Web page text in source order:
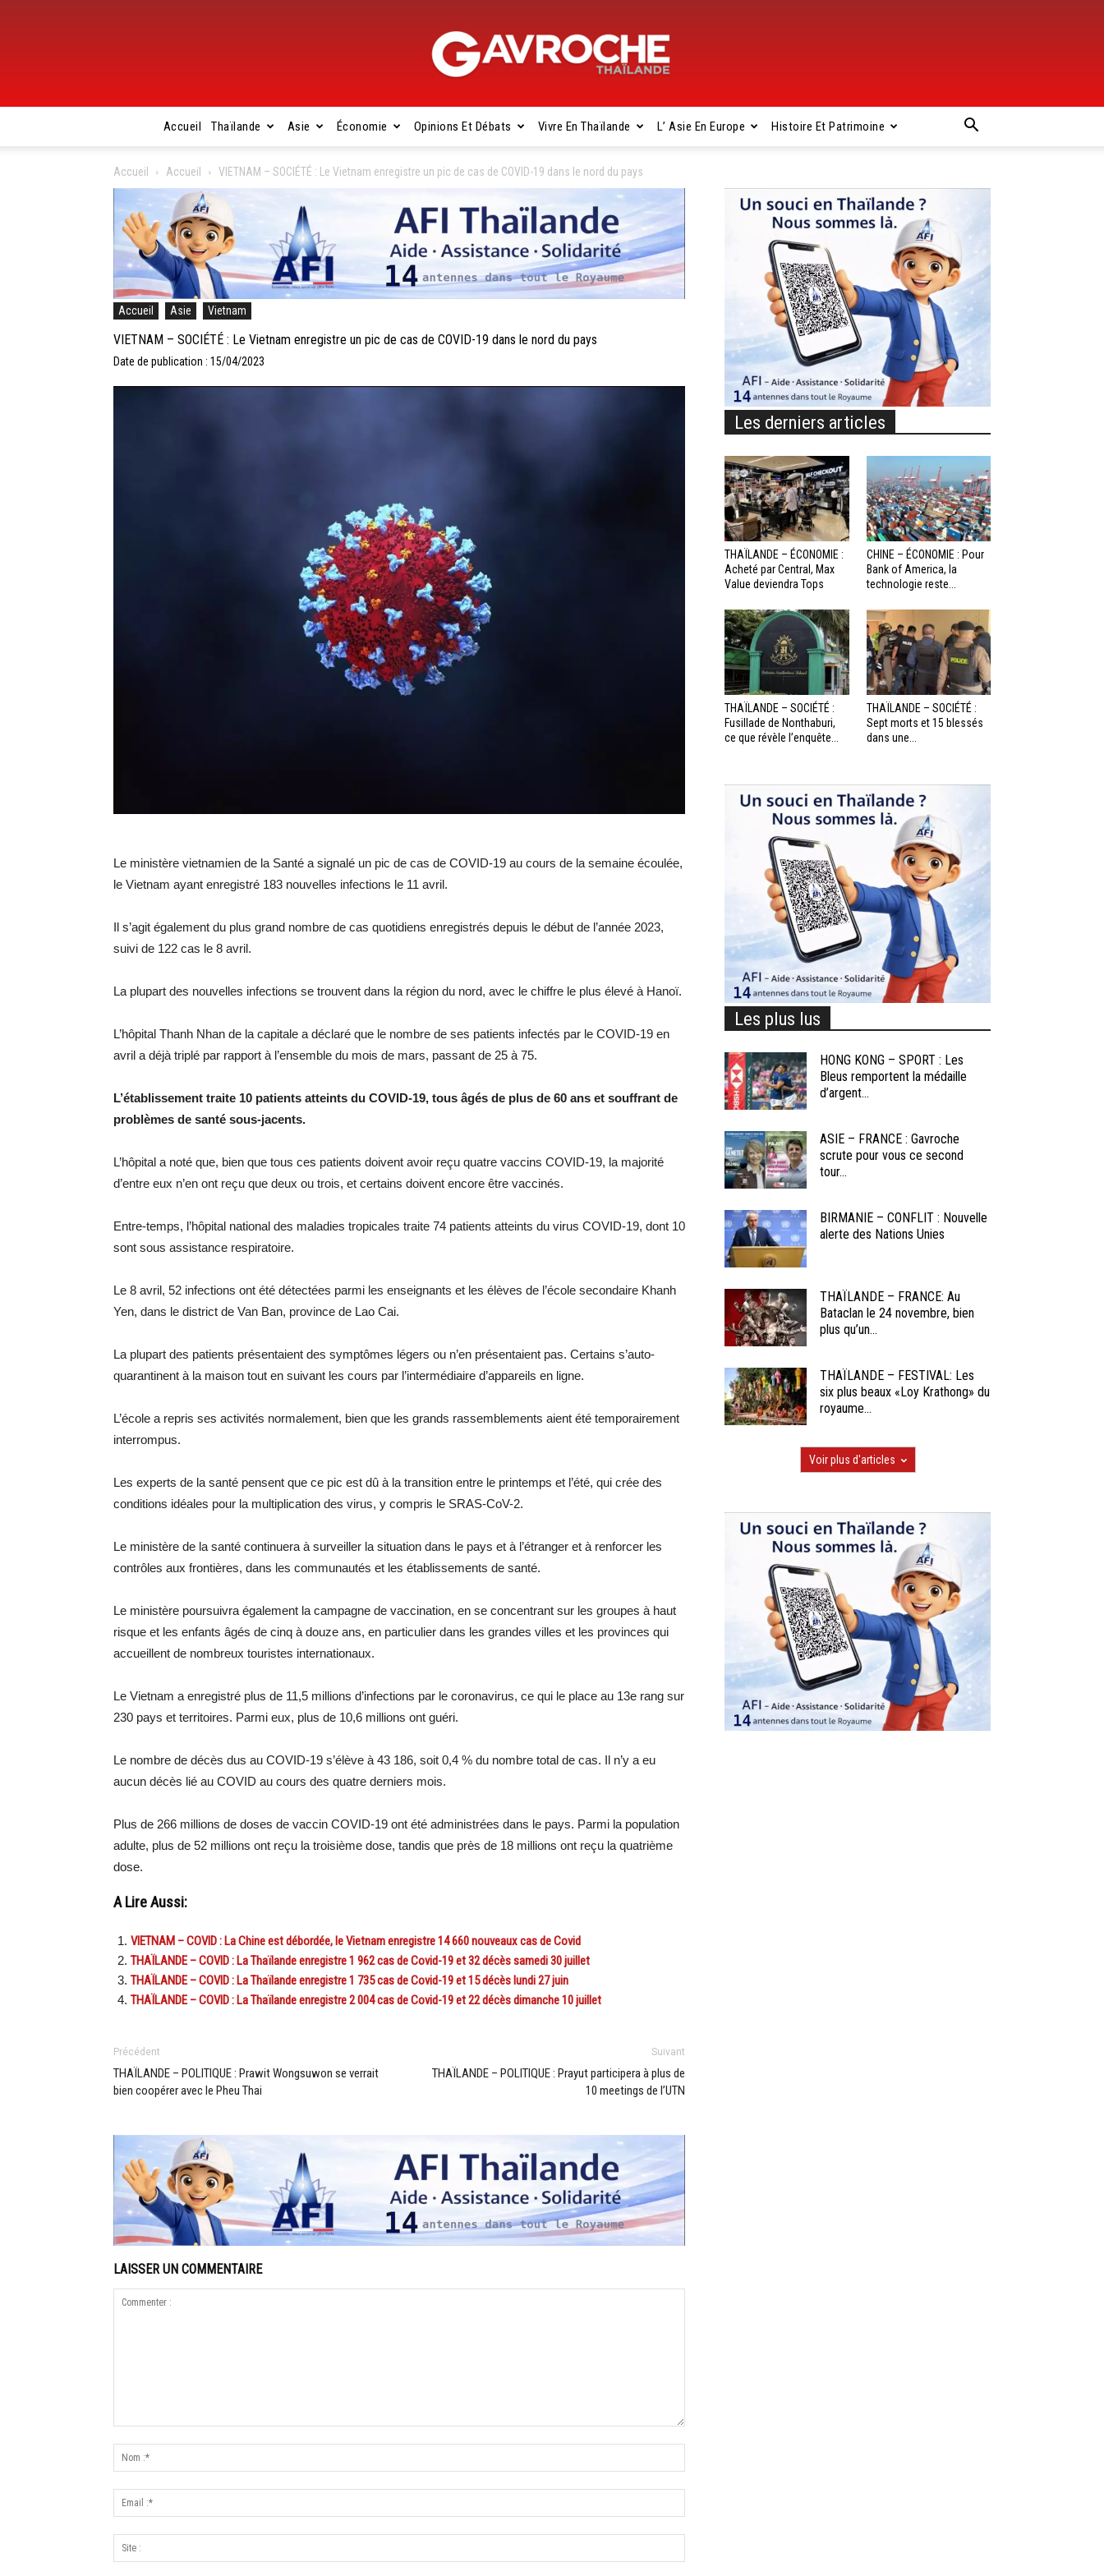
Gavroche
Thaïlande
Accueil Thaïlande Asie Économie Opinions Et Débats Vivre En Thaïlande L’ Asie En Europe Histoire Et Patrimoine
Accueil Accueil VIETNAM – SOCIÉTÉ : Le Vietnam enregistre un pic de cas de COVID-19 dans le nord du pays
Accueil Asie Vietnam
VIETNAM – SOCIÉTÉ : Le Vietnam enregistre un pic de cas de COVID-19 dans le nord du pays
Date de publication : 15/04/2023
Le ministère vietnamien de la Santé a signalé un pic de cas de COVID-19 au cours de la semaine écoulée,
le Vietnam ayant enregistré 183 nouvelles infections le 11 avril.
Il s’agit également du plus grand nombre de cas quotidiens enregistrés depuis le début de l’année 2023,
suivi de 122 cas le 8 avril.
La plupart des nouvelles infections se trouvent dans la région du nord, avec le chiffre le plus élevé à Hanoï.
L’hôpital Thanh Nhan de la capitale a déclaré que le nombre de ses patients infectés par le COVID-19 en
avril a déjà triplé par rapport à l’ensemble du mois de mars, passant de 25 à 75.
L’établissement traite 10 patients atteints du COVID-19, tous âgés de plus de 60 ans et souffrant de
problèmes de santé sous-jacents.
L’hôpital a noté que, bien que tous ces patients doivent avoir reçu quatre vaccins COVID-19, la majorité
d’entre eux n’en ont reçu que deux ou trois, et certains doivent encore être vaccinés.
Entre-temps, l’hôpital national des maladies tropicales traite 74 patients atteints du virus COVID-19, dont 10
sont sous assistance respiratoire.
Le 8 avril, 52 infections ont été détectées parmi les enseignants et les élèves de l’école secondaire Khanh
Yen, dans le district de Van Ban, province de Lao Cai.
La plupart des patients présentaient des symptômes légers ou n’en présentaient pas. Certains s’auto-
quarantinent à la maison tout en suivant les cours par l’intermédiaire d’appareils en ligne.
L’école a repris ses activités normalement, bien que les grands rassemblements aient été temporairement
interrompus.
Les experts de la santé pensent que ce pic est dû à la transition entre le printemps et l’été, qui crée des
conditions idéales pour la multiplication des virus, y compris le SRAS-CoV-2.
Le ministère de la santé continuera à surveiller la situation dans le pays et à l’étranger et à renforcer les
contrôles aux frontières, dans les communautés et les établissements de santé.
Le ministère poursuivra également la campagne de vaccination, en se concentrant sur les groupes à haut
risque et les enfants âgés de cinq à douze ans, en particulier dans les grandes villes et les provinces qui
accueillent de nombreux touristes internationaux.
Le Vietnam a enregistré plus de 11,5 millions d’infections par le coronavirus, ce qui le place au 13e rang sur
230 pays et territoires. Parmi eux, plus de 10,6 millions ont guéri.
Le nombre de décès dus au COVID-19 s’élève à 43 186, soit 0,4 % du nombre total de cas. Il n’y a eu
aucun décès lié au COVID au cours des quatre derniers mois.
Plus de 266 millions de doses de vaccin COVID-19 ont été administrées dans le pays. Parmi la population
adulte, plus de 52 millions ont reçu la troisième dose, tandis que près de 18 millions ont reçu la quatrième
dose.
A Lire Aussi:
VIETNAM – COVID : La Chine est débordée, le Vietnam enregistre 14 660 nouveaux cas de Covid
THAÏLANDE – COVID : La Thaïlande enregistre 1 962 cas de Covid-19 et 32 décès samedi 30 juillet
THAÏLANDE – COVID : La Thaïlande enregistre 1 735 cas de Covid-19 et 15 décès lundi 27 juin
THAÏLANDE – COVID : La Thaïlande enregistre 2 004 cas de Covid-19 et 22 décès dimanche 10 juillet
Précédent
THAÏLANDE – POLITIQUE : Prawit Wongsuwon se verrait
bien coopérer avec le Pheu Thai
Suivant
THAÏLANDE – POLITIQUE : Prayut participera à plus de
10 meetings de l’UTN
LAISSER UN COMMENTAIRE
Les derniers articles
THAÏLANDE – ÉCONOMIE :
Acheté par Central, Max
Value deviendra Tops
CHINE – ÉCONOMIE : Pour
Bank of America, la
technologie reste...
THAÏLANDE – SOCIÉTÉ :
Fusillade de Nonthaburi,
ce que révèle l’enquête...
THAÏLANDE – SOCIÉTÉ :
Sept morts et 15 blessés
dans une...
Les plus lus
HONG KONG – SPORT : Les
Bleus remportent la médaille
d’argent...
ASIE – FRANCE : Gavroche
scrute pour vous ce second
tour...
BIRMANIE – CONFLIT : Nouvelle
alerte des Nations Unies
THAÏLANDE – FRANCE: Au
Bataclan le 24 novembre, bien
plus qu’un...
THAÏLANDE – FESTIVAL: Les
six plus beaux «Loy Krathong» du
royaume...
Voir plus d'articles